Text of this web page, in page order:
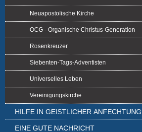
Neuapostolische Kirche
OCG - Organische Christus-Generation
Rosenkreuzer
Siebenten-Tags-Adventisten
Universelles Leben
Vereinigungskirche
HILFE IN GEISTLICHER ANFECHTUNG
EINE GUTE NACHRICHT